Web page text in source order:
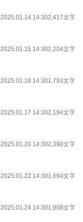
2025.01.14 14:302,417文字
2025.01.15 14:302,204文字
2025.01.16 14:301,793文字
2025.01.17 14:302,194文字
2025.01.20 14:302,390文字
2025.01.22 14:301,694文字
2025.01.24 14:301,908文字